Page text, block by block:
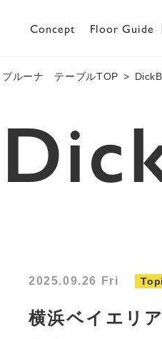
Floor Guide
Concept
ブルーナ テーブルTOP
2025.09.26 Fri
横浜ベイエリ